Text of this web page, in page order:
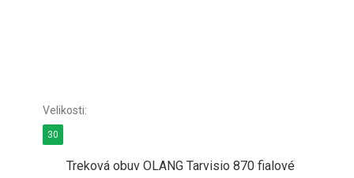
Treková obuv OLANG Tarvisio 870 fialové
30